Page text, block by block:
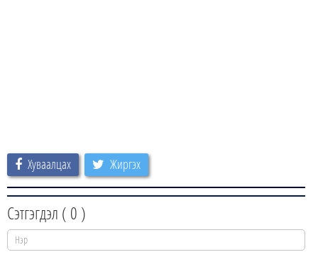
Хуваалцах Жиргэх
Сэтгэгдэл ( 0 )